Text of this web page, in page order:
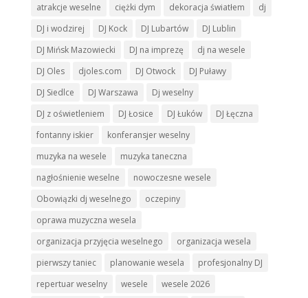
atrakcje weselne ciężki dym dekoracja światłem
dj
DJ i wodzirej
DJ Kock DJ Lubartów
DJ Lublin
DJ Mińsk Mazowiecki
DJ na imprezę
dj na wesele
DJ Oles
djoles.com DJ Otwock
DJ Puławy
DJ Siedlce
DJ Warszawa
Dj weselny
DJ z oświetleniem
DJ Łosice DJ Łuków
DJ Łęczna
fontanny iskier
konferansjer weselny
muzyka na wesele
muzyka taneczna
nagłośnienie weselne
nowoczesne wesele
Obowiązki dj weselnego
oczepiny
oprawa muzyczna wesela
organizacja przyjęcia weselnego
organizacja wesela
pierwszy taniec
planowanie wesela
profesjonalny DJ
repertuar weselny
wesele
wesele 2026